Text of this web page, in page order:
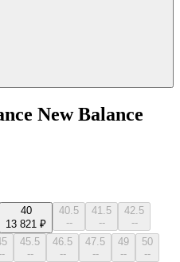
New Balance
40
13 821 ₽
40.5
--
41.5
--
42.5
--
45.5
--
46.5
--
47.5
--
49
--
50
--